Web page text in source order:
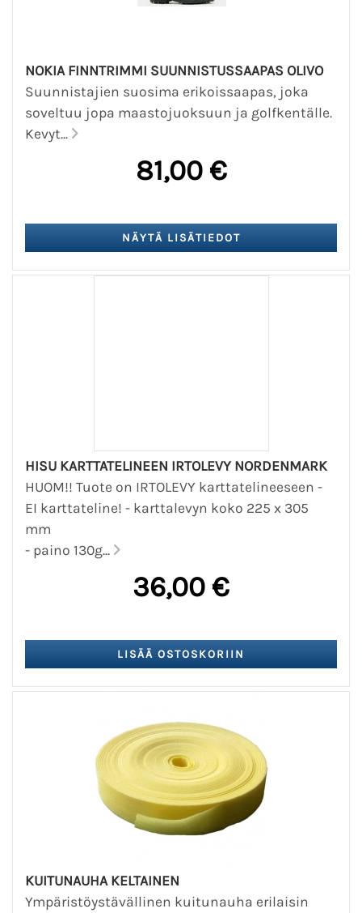
NOKIA FINNTRIMMI SUUNNISTUSSAAPAS OLIVO
Suunnistajien suosima erikoissaapas, joka
soveltuu jopa maastojuoksuun ja golfkentälle.
Kevyt...
81,00 €
HISU KARTTATELINEEN IRTOLEVY NORDENMARK
HUOM!! Tuote on IRTOLEVY karttatelineeseen -
EI karttateline! - karttalevyn koko 225 x 305
mm
- paino 130g...
36,00 €
KUITUNAUHA KELTAINEN
Ympäristöystävällinen kuitunauha erilaisin